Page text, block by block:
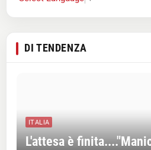
DI TENDENZA
ITALIA
L'attesa è